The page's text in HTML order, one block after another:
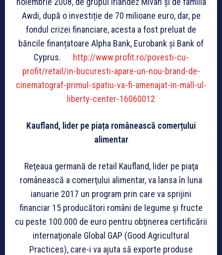
Awdi, după o investiție de 70 milioane euro, dar, pe
fondul crizei financiare, acesta a fost preluat de
băncile finanțatoare Alpha Bank, Eurobank și Bank of
Cyprus.
http://www.profit.ro/povesti-cu-
profit/retail/in-bucuresti-apare-un-nou-brand-de-
cinematograf-primul-spatiu-va-fi-amenajat-in-mall-ul-
liberty-center-16060012
Kaufland, lider pe piața românească comerțului
alimentar
Reţeaua germană de retail Kaufland, lider pe piaţa
românească a comerţului alimentar, va lansa în luna
ianuarie 2017 un program prin care va sprijini
financiar 15 producători români de legume şi fructe
cu peste 100.000 de euro pentru obţinerea certificării
internaţionale Global GAP (Good Agricultural
Practices), care-i va ajuta să exporte produse